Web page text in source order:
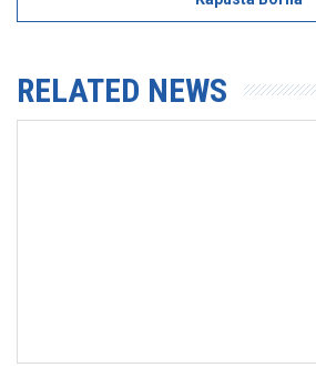
RELATED NEWS